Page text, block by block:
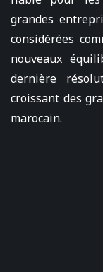
grandes
considérées
nouveaux
dernière
croissant des
marocain.